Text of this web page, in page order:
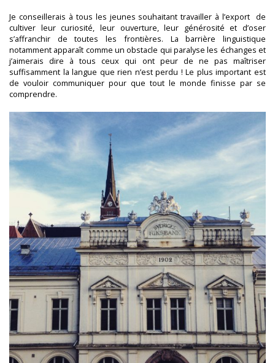
Je conseillerais à tous les jeunes souhaitant travailler à l’export de
cultiver leur curiosité, leur ouverture, leur générosité et d’oser
s’affranchir de toutes les frontières. La barrière linguistique
notamment apparaît comme un obstacle qui paralyse les échanges et
j’aimerais dire à tous ceux qui ont peur de ne pas maîtriser
suffisamment la langue que rien n’est perdu ! Le plus important est
de vouloir communiquer pour que tout le monde finisse par se
comprendre.